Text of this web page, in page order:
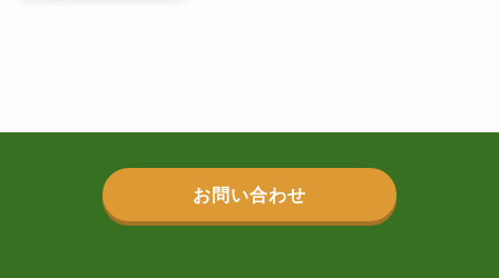
お問い合わせ